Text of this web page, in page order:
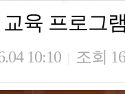
육 프로그
10:10 조회